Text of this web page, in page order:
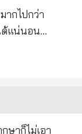
ยา
ปลอดภัย
มองว่า
หยดเลือด
จอคอมฯ
ด้แน่นอน
รเมืองเริ่ม